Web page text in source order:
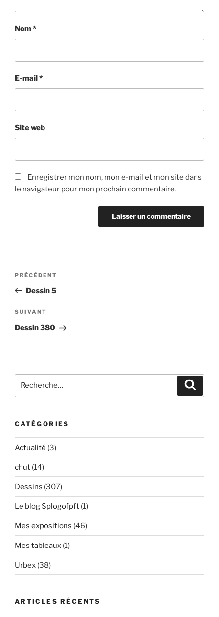
Nom*
E-mail*
Site web
Enregistrer mon nom, mon e-mail et mon site dans
le navigateur pour mon prochain commentaire.
Navigation
l’article
Article
précédent
PRÉCÉDENT
Dessin 5
Article
suivant
SUIVANT
Dessin 380
pour
CATÉGORIES
Actualité (3)
chut (14)
Dessins (307)
Le blog Splogofpft (1)
Mes expositions (46)
Mes tableaux (1)
Urbex (38)
ARTICLES RÉCENTS